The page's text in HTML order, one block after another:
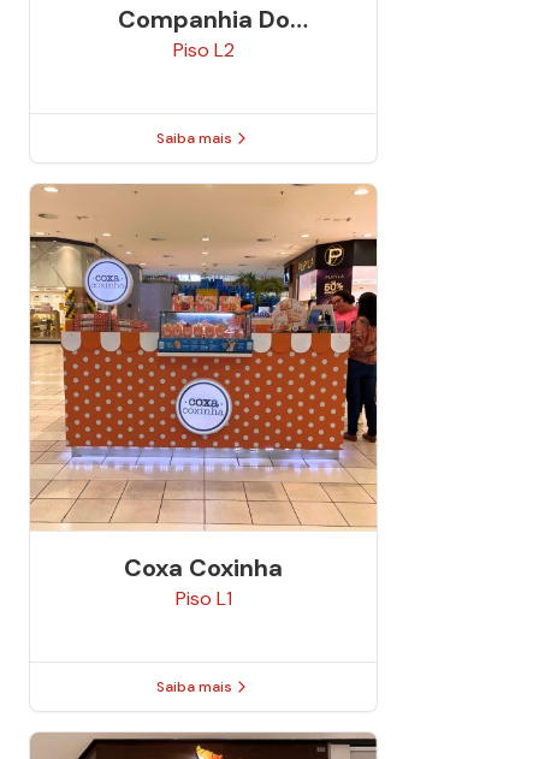
Companhia Do
Churrasco
Piso L2
Saiba mais
Coxa Coxinha
Piso L1
Saiba mais